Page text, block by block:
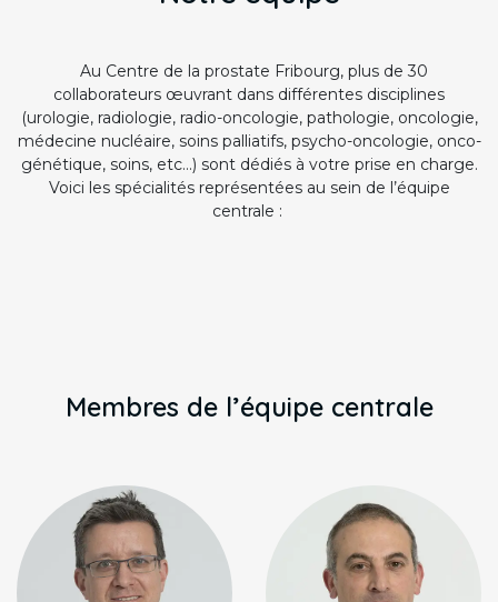
Au Centre de la prostate Fribourg, plus de 30
collaborateurs œuvrant dans différentes disciplines
(urologie, radiologie, radio-oncologie, pathologie, oncologie,
médecine nucléaire, soins palliatifs, psycho-oncologie, onco-
génétique, soins, etc…) sont dédiés à votre prise en charge.
Voici les spécialités représentées au sein de l’équipe
centrale :
Membres de l’équipe centrale